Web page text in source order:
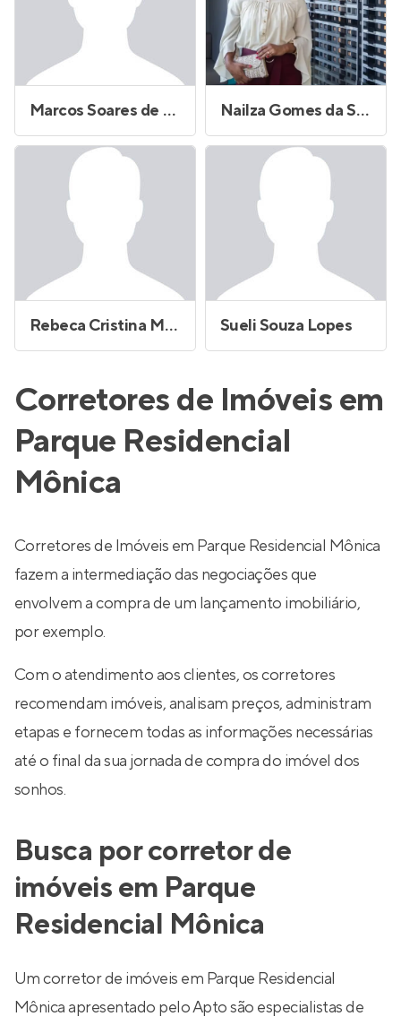
Marcos Soares de Oliveira Nailza Gomes da Silva Silvano
Rebeca Cristina Murbaki Batista da Silva Sueli Souza Lopes
Corretores de Imóveis em
Parque Residencial
Mônica
Corretores de Imóveis em Parque Residencial Mônica
fazem a intermediação das negociações que
envolvem a compra de um lançamento imobiliário,
por exemplo.
Com o atendimento aos clientes, os corretores
recomendam imóveis, analisam preços, administram
etapas e fornecem todas as informações necessárias
até o final da sua jornada de compra do imóvel dos
sonhos.
Busca por corretor de
imóveis em Parque
Residencial Mônica
Um corretor de imóveis em Parque Residencial
Mônica apresentado pelo Apto são especialistas de